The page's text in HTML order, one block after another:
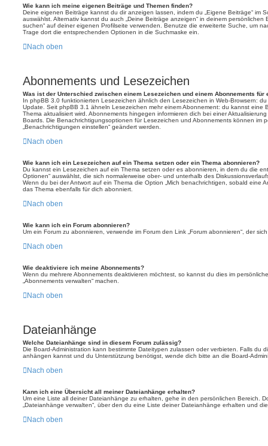
Wie kann ich meine eigenen Beiträge und Themen finden?
Deine eigenen Beiträge kannst du dir anzeigen lassen, indem du „Eigene Beiträge“ im
auswählst. Alternativ kannst du auch „Deine Beiträge anzeigen“ in deinem persönlichen
suchen“ auf deiner eigenen Profilseite verwenden. Benutze die erweiterte Suche, um
Trage dort die entsprechenden Optionen in die Suchmaske ein.
Nach oben
Abonnements und Lesezeichen
Was ist der Unterschied zwischen einem Lesezeichen und einem Abonnements für
In phpBB 3.0 funktionierten Lesezeichen ähnlich den Lesezeichen in Web-Browsern:
Update. Seit phpBB 3.1 ähneln Lesezeichen mehr einem Abonnement: du kannst eine
Thema aktualisiert wird. Abonnements hingegen informieren dich bei einer
Boards. Die Benachrichtigungsoptionen für Lesezeichen und Abonnements können im
„Benachrichtigungen einstellen“ geändert werden.
Nach oben
Wie kann ich ein Lesezeichen auf ein Thema setzen oder ein Thema abonnieren?
Du kannst ein Lesezeichen auf ein Thema setzen oder es abonnieren, in dem du die
Optionen“ auswählst, die sich normalerweise ober- und unterhalb des
Wenn du bei der Antwort auf ein Thema die Option „Mich benachrichtigen, sobald eine
das Thema ebenfalls für dich abonniert.
Nach oben
Wie kann ich ein Forum abonnieren?
Um ein Forum zu abonnieren, verwende im Forum den Link „Forum abonnieren“, der
Nach oben
Wie deaktiviere ich meine Abonnements?
Wenn du mehrere Abonnements deaktivieren möchtest, so kannst du dies im
„Abonnements verwalten“ machen.
Nach oben
Dateianhänge
Welche Dateianhänge sind in diesem Forum zulässig?
Die Board-Administration kann bestimmte Dateitypen zulassen oder verbieten. Falls du
anhängen kannst und du Unterstützung benötigst, wende dich bitte an die Board-
Nach oben
Kann ich eine Übersicht all meiner Dateianhänge erhalten?
Um eine Liste all deiner Dateianhänge zu erhalten, gehe in den persönlichen Bereich.
„Dateianhänge verwalten“, über den du eine Liste deiner Dateianhänge erhalten und
Nach oben